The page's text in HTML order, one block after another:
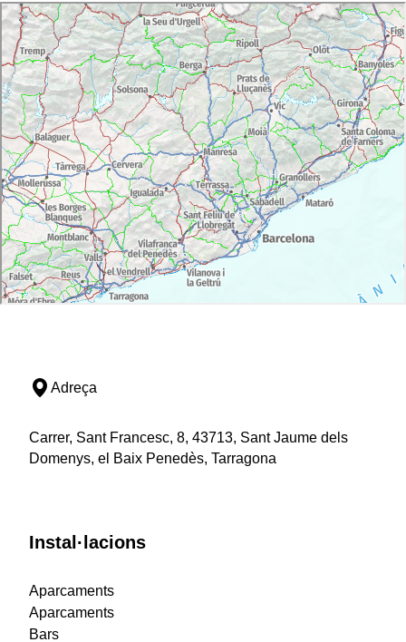
Adreça
Carrer, Sant Francesc, 8, 43713, Sant Jaume dels
Domenys, el Baix Penedès, Tarragona
Instal·lacions
Aparcaments
Aparcaments
Bars